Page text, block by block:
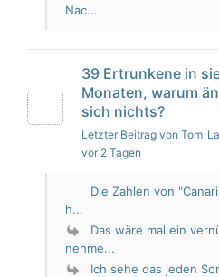
Nac...
39 Ertrunkene in
Monaten, warum
sich nichts?
Letzter Beitrag von
vor 2 Tagen
Die Zahlen von
h...
Das wäre mal ein
nehme...
Ich sehe das jeden